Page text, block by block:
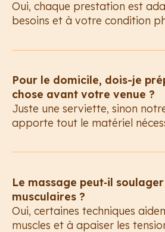
Oui, chaque prestation est
besoins et à votre condition
Pour le domicile, dois-je
chose avant votre venue ?
Juste une serviette, sinon
apporte tout le matériel
Le massage peut‑il
musculaires ?
Oui, certaines techniques
muscles et à apaiser les